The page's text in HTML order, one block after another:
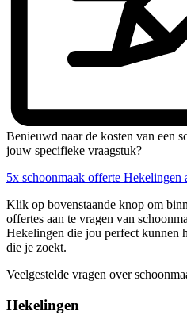
Benieuwd naar de kosten van een
jouw specifieke vraagstuk?
5x schoonmaak offerte Hekelingen
Klik op bovenstaande knop om
offertes aan te vragen van
Hekelingen die jou perfect kunnen
die je zoekt.
Veelgestelde vragen over
Hekelingen